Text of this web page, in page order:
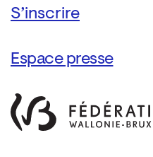
Espace presse